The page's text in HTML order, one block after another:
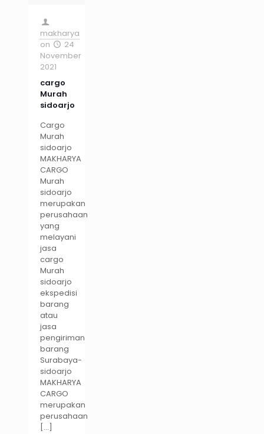
makharya
on
24
November
2021
cargo
Murah
sidoarjo
Cargo
Murah
sidoarjo
MAKHARYA
CARGO
Murah
sidoarjo
merupakan
perusahaan
yang
melayani
jasa
cargo
Murah
sidoarjo
ekspedisi
barang
atau
jasa
pengiriman
barang
Surabaya-
sidoarjo
MAKHARYA
CARGO
merupakan
perusahaan
[…]